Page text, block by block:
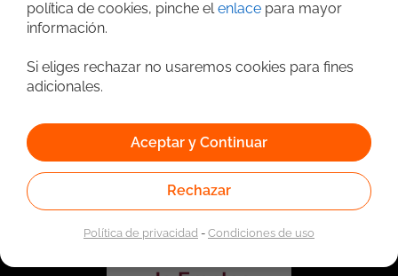
del Servicio Público de Empleo según Resolución No.
0026 del 17 de Enero de 2023,
política de cookies, pinche elenlace para mayor
información.
Si eliges rechazar no usaremos cookies para fines
adicionales.
Aceptar y Continuar
Rechazar
Política de privacidad-Condiciones de uso